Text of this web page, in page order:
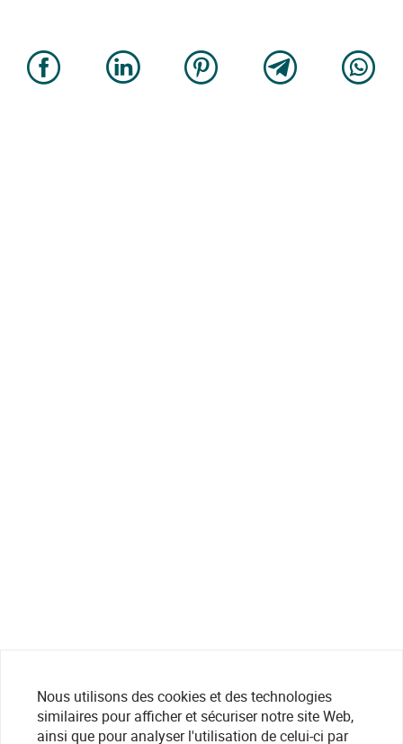
Nous utilisons des cookies et des technologies
similaires pour afficher et sécuriser notre site Web,
ainsi que pour analyser l'utilisation de celui-ci par